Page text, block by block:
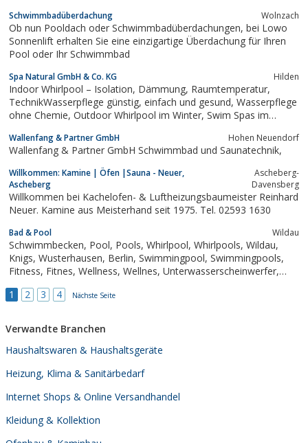
beispielsweise Heizsysteme, Überdachungen, Abdeckungen und
auch Beleuchtungen. Zu unserem...
Schwimmbadüberdachung Wolnzach
Ob nun Pooldach oder Schwimmbadüberdachungen, bei Lowo
Sonnenlift erhalten Sie eine einzigartige Überdachung für Ihren
Pool oder Ihr Schwimmbad
Spa Natural GmbH & Co. KG Hilden
Indoor Whirlpool – Isolation, Dämmung, Raumtemperatur,
TechnikWasserpflege günstig, einfach und gesund, Wasserpflege
ohne Chemie, Outdoor Whirlpool im Winter, Swim Spas im
Wallenfang & Partner GmbH Hohen Neuendorf
Wallenfang & Partner GmbH Schwimmbad und Saunatechnik,
Willkommen: Kamine | Öfen |Sauna - Neuer,
Ascheberg
Ascheberg-
Davensberg
Willkommen bei Kachelofen- & Luftheizungsbaumeister Reinhard
Neuer. Kamine aus Meisterhand seit 1975. Tel. 02593 1630
Bad & Pool Wildau
Schwimmbecken, Pool, Pools, Whirlpool, Whirlpools, Wildau,
Knigs, Wusterhausen, Berlin, Swimmingpool, Swimmingpools,
Fitness, Fitnes, Wellness, Wellnes, Unterwasserscheinwerfer,
1 2 3 4 Nächste Seite
Verwandte Branchen
Haushaltswaren & Haushaltsgeräte
Heizung, Klima & Sanitärbedarf
Internet Shops & Online Versandhandel
Kleidung & Kollektion